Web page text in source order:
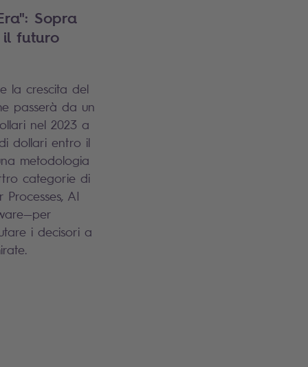
Sopra
futuro
la crescita del
passerà da un
nel 2023 a
dollari entro il
metodologia
categorie di
AI
i decisori a